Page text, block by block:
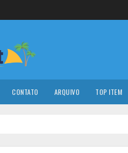
CONTATO ARQUIVO TOP ITEM